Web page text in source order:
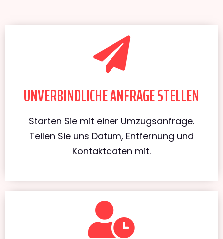
UNVERBINDLICHE ANFRAGE STELLEN
Starten Sie mit einer Umzugsanfrage.
Teilen Sie uns Datum, Entfernung und
Kontaktdaten mit.